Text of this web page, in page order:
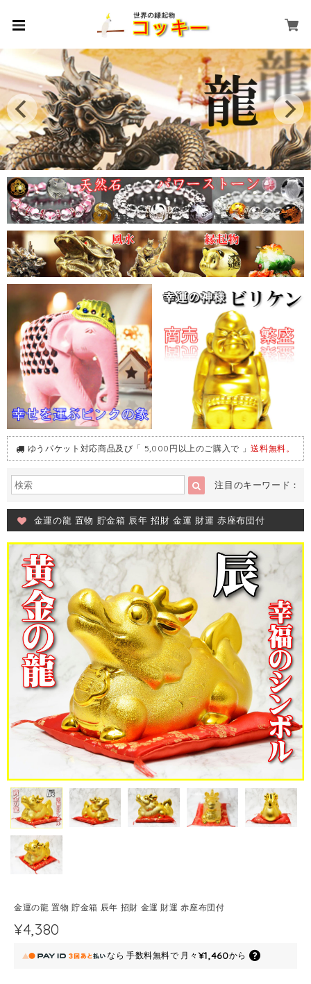
ゆうパケット対応商品及び「 5,000円以上のご購入で 」送料無料。
注目のキーワード：
金運の龍 置物 貯金箱 辰年 招財 金運 財運 赤座布団付
金運の龍 置物 貯金箱 辰年 招財 金運 財運 赤座布団付
¥4,380
なら 手数料無料で 月々 ¥1,460から